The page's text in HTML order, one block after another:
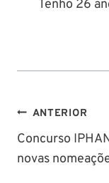
Tenho 26
Navegação
de
Post
ANTERIOR
Concurso
novas